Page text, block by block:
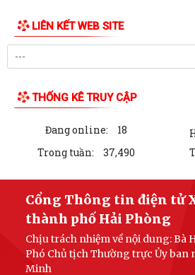
LIÊN KẾT WEB SITE
THỐNG KÊ TRUY CẬP
Đang online: 18
Trong tuần:
37,490
Cổng Thông tin điện tử
thành phố Hải Phòng
Chịu trách nhiệm về nội dung: Bà
Phó Chủ tịch Thường trực Ủy ban
Minh